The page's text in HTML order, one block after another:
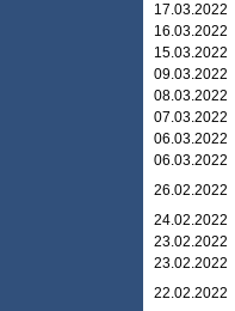
17.03.2022
16.03.2022
15.03.2022
09.03.2022
08.03.2022
07.03.2022
06.03.2022
06.03.2022
26.02.2022
24.02.2022
23.02.2022
23.02.2022
22.02.2022